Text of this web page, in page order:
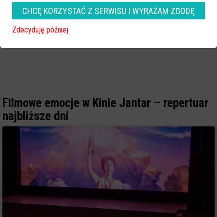
Filmowe emocje w Kinie Jantar – repertuar
najbliższe dni
CHCĘ KORZYSTAĆ Z SERWISU I WYRAŻAM ZGODĘ
Zdecyduję później